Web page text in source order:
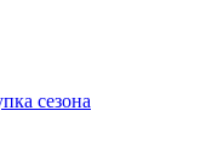
сезона